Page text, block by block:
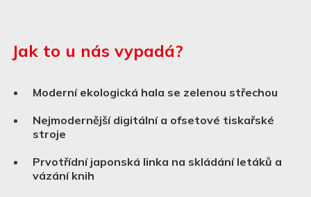
Jak to u nás vypadá?
Moderní ekologická hala se zelenou střechou
Nejmodernější digitální a ofsetové tiskařské
stroje
Prvotřídní japonská linka na skládání letáků a
vázání knih